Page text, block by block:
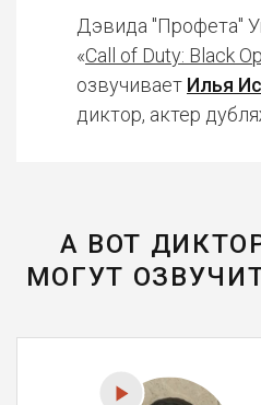
Дэвида "Профета"
«Call of Duty: Black
озвучивает Илья
диктор, актер
А ВОТ
МОГУТ